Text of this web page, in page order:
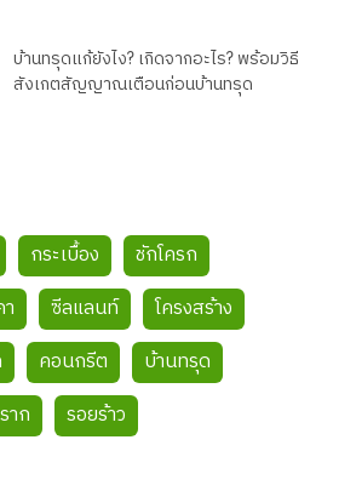
บ้านทรุดแก้ยังไง? เกิดจากอะไร? พร้อมวิธี
สังเกตสัญญาณเตือนก่อนบ้านทรุด
กระเบื้อง
ชักโครก
ซีลแลนท์
โครงสร้าง
คอนกรีต
บ้านทรุด
าก รอยร้าว